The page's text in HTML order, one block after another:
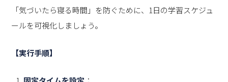
「気づいたら寝る時間」を防ぐために、1日の学習スケジュ
ールを可視化しましょう。
【実行手順】